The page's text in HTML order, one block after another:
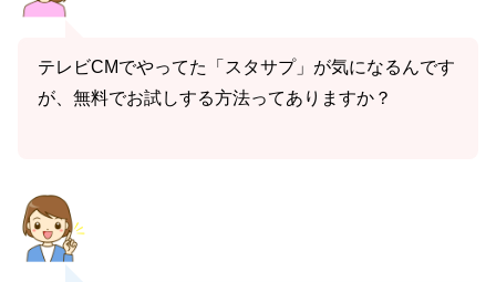
テレビCMでやってた「スタサプ」が気になるんです
が、無料でお試しする方法ってありますか？